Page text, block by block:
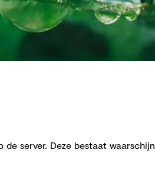
server. Deze bestaat